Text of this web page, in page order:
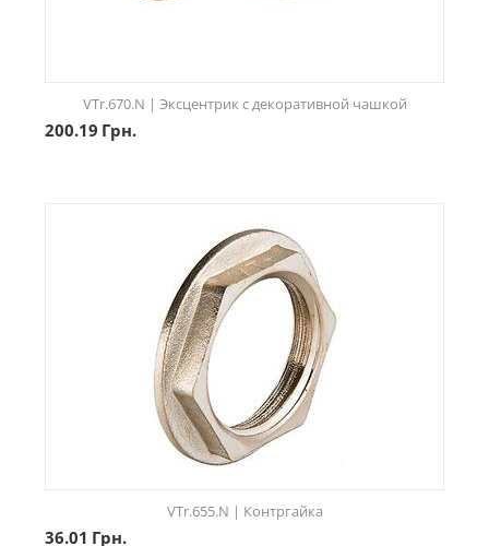
VTr.670.N | Эксцентрик с декоративной чашкой
200.19 Грн.
VTr.655.N | Контргайка
36.01 Грн.